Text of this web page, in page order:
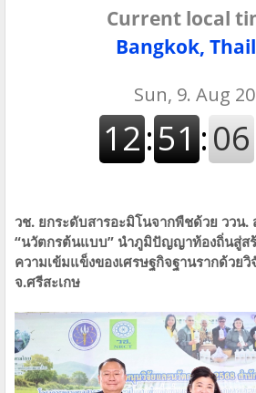
Current local
Bangkok,
วช. ยกระดับสารอะมิโนจากพืชด้วย ววน.
“นวัตกรต้นแบบ” นำภูมิปัญญาท้องถิ่นสู่ส
ความเข้มแข็งของเศรษฐกิจฐานรากด้วย
จ.ศรีสะเกษ